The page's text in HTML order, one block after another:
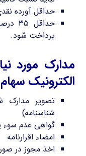
حداقل آورده
پرداخت شود.
مدارک مورد
الکترونیک
تصویر مدارک
شناسنامه)
گواهی عدم سوء
امضاء اقرارنامه
اخذ مجوز در